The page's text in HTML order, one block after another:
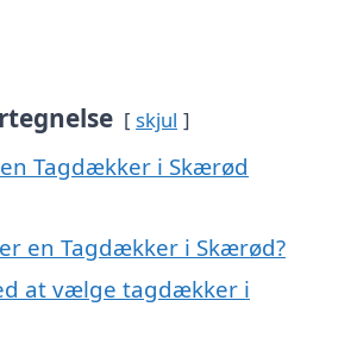
skjul
Tagdækker i Skærød
en Tagdækker i Skærød?
at vælge tagdækker i